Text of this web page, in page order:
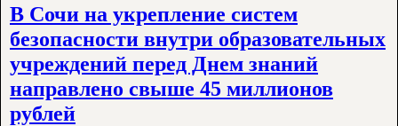
В Сочи на укрепление систем
безопасности внутри образовательных
учреждений перед Днем знаний
направлено свыше 45 миллионов
рублей